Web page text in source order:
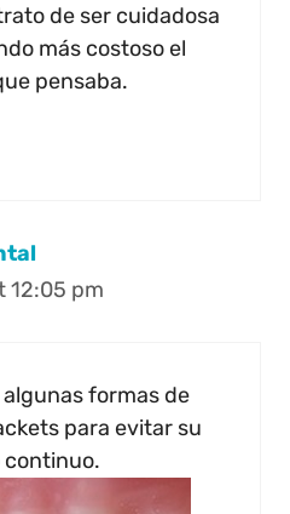
de ser cuidadosa
más costoso el
pensaba.
12:05 pm
formas de
para evitar su